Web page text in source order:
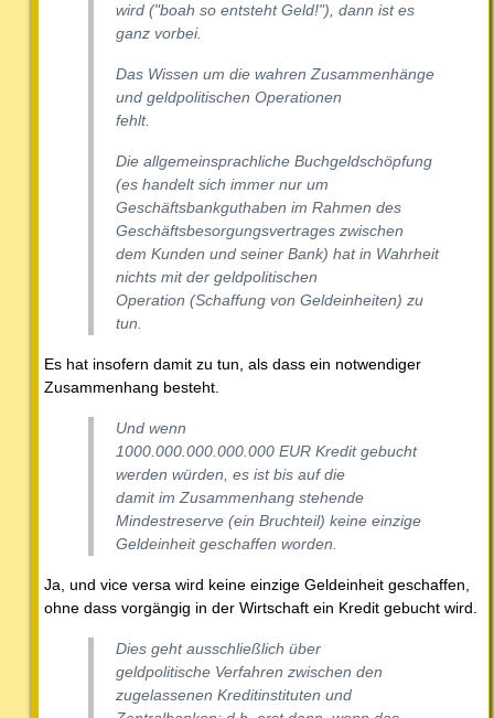
wird ("boah so entsteht Geld!"), dann ist es
ganz vorbei.
Das Wissen um die wahren Zusammenhänge
und geldpolitischen Operationen
fehlt.
Die allgemeinsprachliche Buchgeldschöpfung
(es handelt sich immer nur um
Geschäftsbankguthaben im Rahmen des
Geschäftsbesorgungsvertrages zwischen
dem Kunden und seiner Bank) hat in Wahrheit
nichts mit der geldpolitischen
Operation (Schaffung von Geldeinheiten) zu
tun.
Es hat insofern damit zu tun, als dass ein notwendiger
Zusammenhang besteht.
Und wenn
1000.000.000.000.000 EUR Kredit gebucht
werden würden, es ist bis auf die
damit im Zusammenhang stehende
Mindestreserve (ein Bruchteil) keine einzige
Geldeinheit geschaffen worden.
Ja, und vice versa wird keine einzige Geldeinheit geschaffen,
ohne dass vorgängig in der Wirtschaft ein Kredit gebucht wird.
Dies geht ausschließlich über
geldpolitische Verfahren zwischen den
zugelassenen Kreditinstituten und